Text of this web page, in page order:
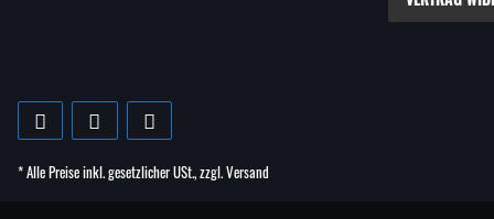
* Alle Preise inkl. gesetzlicher USt., zzgl.Versand